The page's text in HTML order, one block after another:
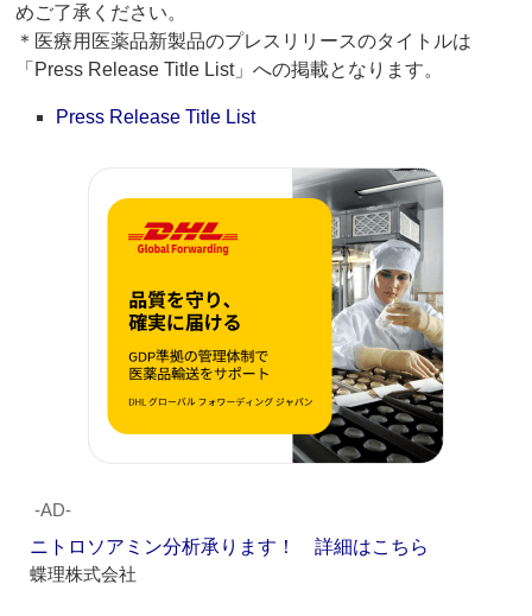
めご了承ください。
＊医療用医薬品新製品のプレスリリースのタイトルは
「Press Release Title List」への掲載となります。
Press Release Title List
‐AD‐
ニトロソアミン分析承ります！ 詳細はこちら
蝶理株式会社